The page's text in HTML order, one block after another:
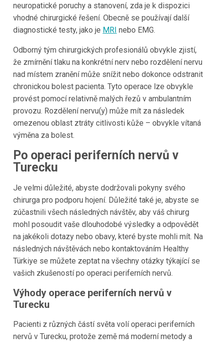
neuropatické poruchy a stanovení, zda je k dispozici
vhodné chirurgické řešení. Obecně se používají další
diagnostické testy, jako je MRI nebo EMG.
Odborný tým chirurgických profesionálů obvykle zjistí,
že zmírnění tlaku na konkrétní nerv nebo rozdělení nervu
nad místem zranění může snížit nebo dokonce odstranit
chronickou bolest pacienta. Tyto operace lze obvykle
provést pomocí relativně malých řezů v ambulantním
provozu. Rozdělení nervu(y) může mít za následek
omezenou oblast ztráty citlivosti kůže – obvykle vítaná
výměna za bolest.
Po operaci periferních nervů v
Turecku
Je velmi důležité, abyste dodržovali pokyny svého
chirurga pro podporu hojení. Důležité také je, abyste se
zúčastnili všech následných návštěv, aby váš chirurg
mohl posoudit vaše dlouhodobé výsledky a odpovědět
na jakékoli dotazy nebo obavy, které byste mohli mít. Na
následných návštěvách nebo kontaktováním Healthy
Türkiye se můžete zeptat na všechny otázky týkající se
vašich zkušeností po operaci periferních nervů.
Výhody operace periferních nervů v
Turecku
Pacienti z různých částí světa volí operaci periferních
nervů v Turecku, protože země má moderní metody a